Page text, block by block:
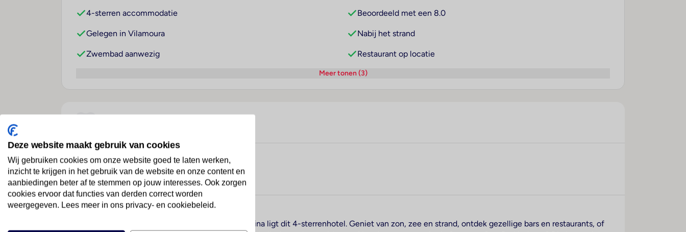
4-sterren accommodatie Beoordeeld met een 8.0
Gelegen in Vilamoura Nabij het strand
Zwembad aanwezig Restaurant op locatie
Meer tonen (3)
Vila Galé Ampalius
Portugal· Algarve· Vilamoura
Strandplezier in het bruisende zuiden
Op een steenworp afstand van het strand van Marina ligt dit 4-sterrenhotel. Geniet van zon, zee en strand, ontdek gezellige bars en restaurants, of
Deze website maakt gebruik van cookies
Wij gebruiken cookies om onze website goed te laten werken,
inzicht te krijgen in het gebruik van de website en onze content en
aanbiedingen beter af te stemmen op jouw interesses. Ook zorgen
cookies ervoor dat functies van derden correct worden
weergegeven. Lees meer in ons privacy- en cookiebeleid.